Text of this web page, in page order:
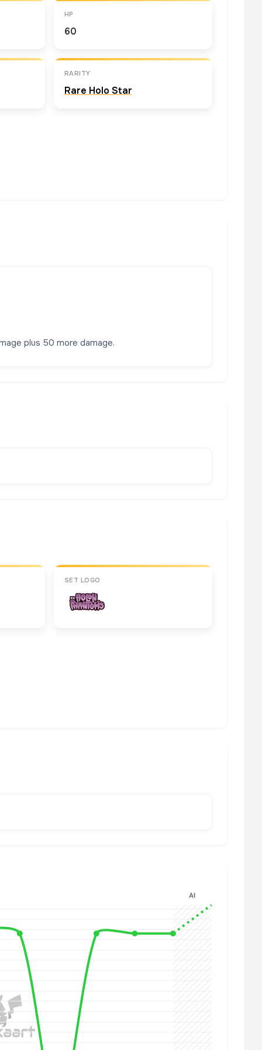
HP
60
RARITY
Rare Holo Star
plus 50 more damage.
SET LOGO